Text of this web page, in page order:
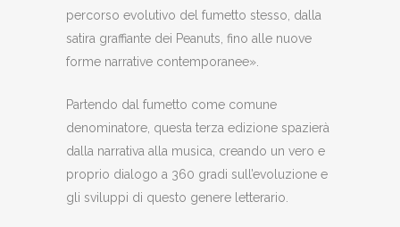
percorso evolutivo del fumetto stesso, dalla
satira graffiante dei Peanuts, fino alle nuove
forme narrative contemporanee».
Partendo dal fumetto come comune
denominatore, questa terza edizione spazierà
dalla narrativa alla musica, creando un vero e
proprio dialogo a 360 gradi sull’evoluzione e
gli sviluppi di questo genere letterario.